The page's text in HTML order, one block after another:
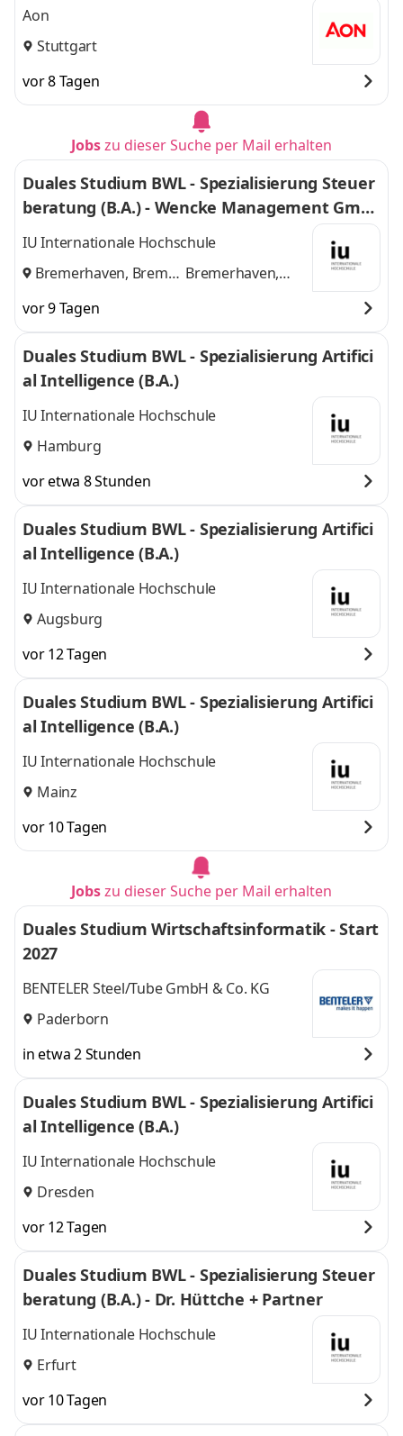
Aon
Stuttgart
vor 8 Tagen
Jobszu dieser Suche per Mail erhalten
Duales Studium BWL - Spezialisierung Steuer
beratung (B.A.) - Wencke Management Gmb
H
IU Internationale Hochschule
Bremerhaven, Bremen Bremerhaven,
vor 9 Tagen
Duales Studium BWL - Spezialisierung Artifici
al Intelligence (B.A.)
IU Internationale Hochschule
Hamburg
vor etwa 8 Stunden
Duales Studium BWL - Spezialisierung Artifici
al Intelligence (B.A.)
IU Internationale Hochschule
Augsburg
vor 12 Tagen
Duales Studium BWL - Spezialisierung Artifici
al Intelligence (B.A.)
IU Internationale Hochschule
Mainz
vor 10 Tagen
Jobszu dieser Suche per Mail erhalten
Duales Studium Wirtschaftsinformatik - Start
2027
BENTELER Steel/Tube GmbH & Co. KG
Paderborn
in etwa 2 Stunden
Duales Studium BWL - Spezialisierung Artifici
al Intelligence (B.A.)
IU Internationale Hochschule
Dresden
vor 12 Tagen
Duales Studium BWL - Spezialisierung Steuer
beratung (B.A.) - Dr. Hüttche + Partner
IU Internationale Hochschule
Erfurt
vor 10 Tagen